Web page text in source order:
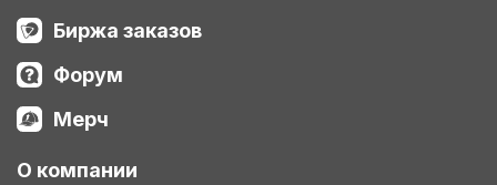
Биржа заказов
Форум
Мерч
О компании